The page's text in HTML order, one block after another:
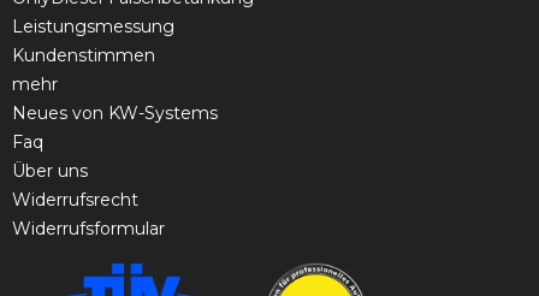
Leistungsmessung
Kundenstimmen
mehr
Neues von KW-Systems
Faq
Über uns
Widerrufsrecht
Widerrufsformular